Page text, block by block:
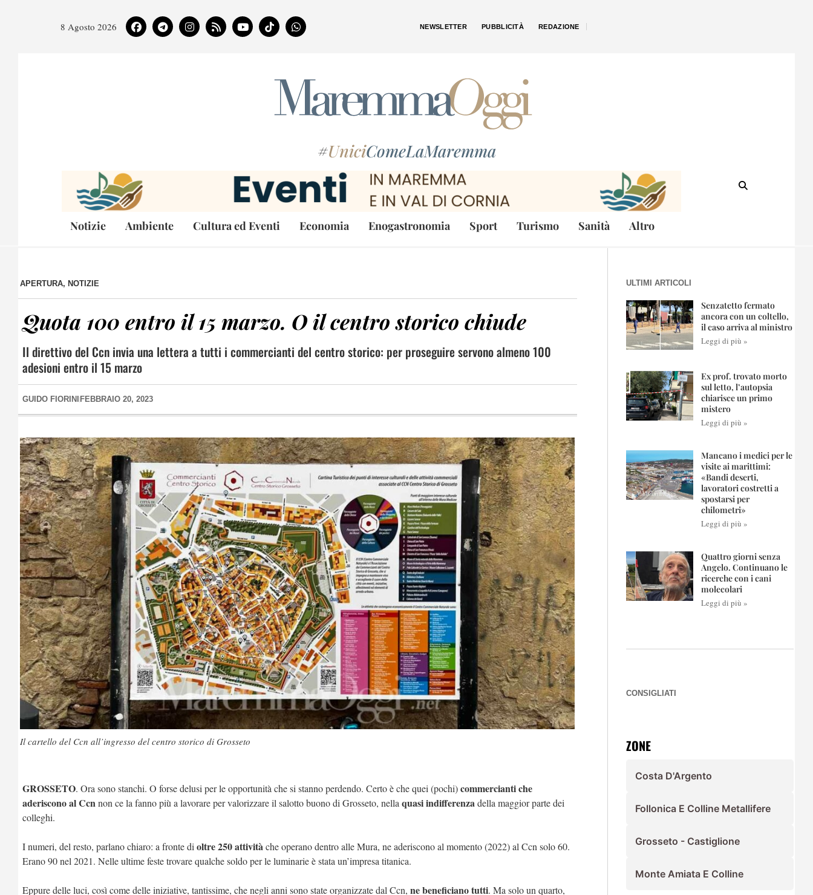
8 Agosto 2026 NEWSLETTER PUBBLICITÀ REDAZIONE
#UniciComeLaMaremma
Notizie Ambiente Cultura ed Eventi Economia Enogastronomia Sport Turismo Sanità Altro
APERTURA, NOTIZIE
Quota 100 entro il 15 marzo. O il centro storico chiude
Il direttivo del Ccn invia una lettera a tutti i commercianti del centro storico: per proseguire servono almeno 100
adesioni entro il 15 marzo
GUIDO FIORINI FEBBRAIO 20, 2023
Il cartello del Ccn all’ingresso del centro storico di Grosseto
GROSSETO. Ora sono stanchi. O forse delusi per le opportunità che si stanno perdendo. Certo è che quei (pochi)commercianti che
aderiscono al Ccnnon ce la fanno più a lavorare per valorizzare il salotto buono di Grosseto, nella quasi indifferenzadella maggior parte dei
colleghi.
I numeri, del resto, parlano chiaro: a fronte di oltre 250 attivitàche operano dentro alle Mura, ne aderiscono al momento (2022) al Ccn solo 60.
Erano 90 nel 2021. Nelle ultime feste trovare qualche soldo per le luminarie è stata un’impresa titanica.
Eppure delle luci, così come delle iniziative, tantissime, che negli anni sono state organizzate dal Ccn, ne beneficiano tutti. Ma solo un quarto,
ULTIMI ARTICOLI
Senzatetto fermato
ancora con un coltello,
il caso arriva al ministro
Leggi di più »
Ex prof. trovato morto
sul letto, l’autopsia
chiarisce un primo
mistero
Leggi di più »
Mancano i medici per le
visite ai marittimi:
«Bandi deserti,
lavoratori costretti a
spostarsi per
chilometri»
Leggi di più »
Quattro giorni senza
Angelo. Continuano le
ricerche con i cani
molecolari
Leggi di più »
CONSIGLIATI
ZONE
Costa D'Argento
Follonica E Colline Metallifere
Grosseto - Castiglione
Monte Amiata E Colline